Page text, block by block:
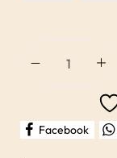
Facebook